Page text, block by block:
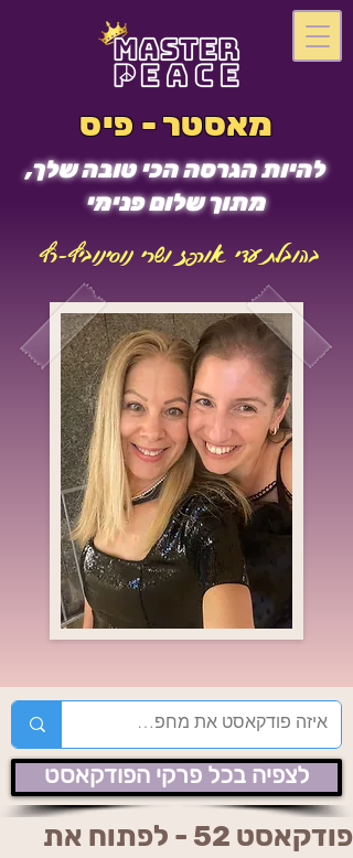
מאסטר - פיס
להיות הגרסה הכי טובה שלך,
מתוך שלום פנימי
בהובלת עדי אורפז ושרי נוסינוביץ-רץ
לצפיה בכל פרקי הפודקאסט
פודקאסט 52 - לפתוח את